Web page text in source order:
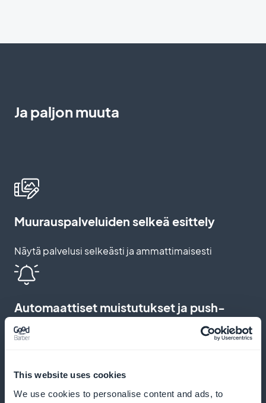
This website uses cookies
We use cookies to personalise content and ads, to
Ja paljon muuta
Muurauspalveluiden selkeä esittely
Näytä palvelusi selkeästi ja ammattimaisesti
Automaattiset muistutukset ja push-
ilmoitukset
tulematta jättämisiä ja kannustat säännöllisiin
varauksiin